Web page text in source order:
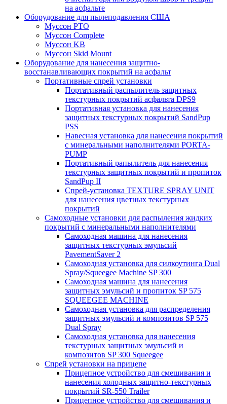
на асфальте
Оборудование для пылеподавления США
Муссон PTO
Муссон Complete
Муссон KB
Муссон Skid Mount
Оборудование для нанесения защитно-
восстанавливающих покрытий на асфальт
Портативные спрей установки
Портативный распылитель защитных
текстурных покрытий асфальта DPS9
Портативная установка для нанесения
защитных текстурных покрытий SandPup
PSS
Навесная установка для нанесения покрытий
с минеральными наполнителями PORTA-
PUMP
Портативный рапылитель для нанесения
текстурных защитных покрытий и пропиток
SandPup II
Спрей-установка TEXTURE SPRAY UNIT
для нанесения цветных текстурных
покрытий
Самоходные установки для распыления жидких
покрытий с минеральными наполнителями
Самоходная машина для нанесения
защитных текстурных эмульсий
PavementSaver 2
Самоходная установка для силкоутинга Dual
Spray/Squeegee Machine SP 300
Самоходная машина для нанесения
защитных эмульсий и пропиток SP 575
SQUEEGEE MACHINE
Самоходная установка для распределения
защитных эмульсий и композитов SP 575
Dual Spray
Самоходная установка для нанесения
текстурных защитных эмульсий и
композитов SP 300 Squeegee
Спрей установки на прицепе
Прицепное устройство для смешивания и
нанесения холодных защитно-текстурных
покрытий SR-550 Trailer
Прицепное устройство для смешивания и